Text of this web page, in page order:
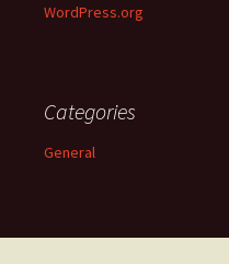
WordPress.org
Categories
General